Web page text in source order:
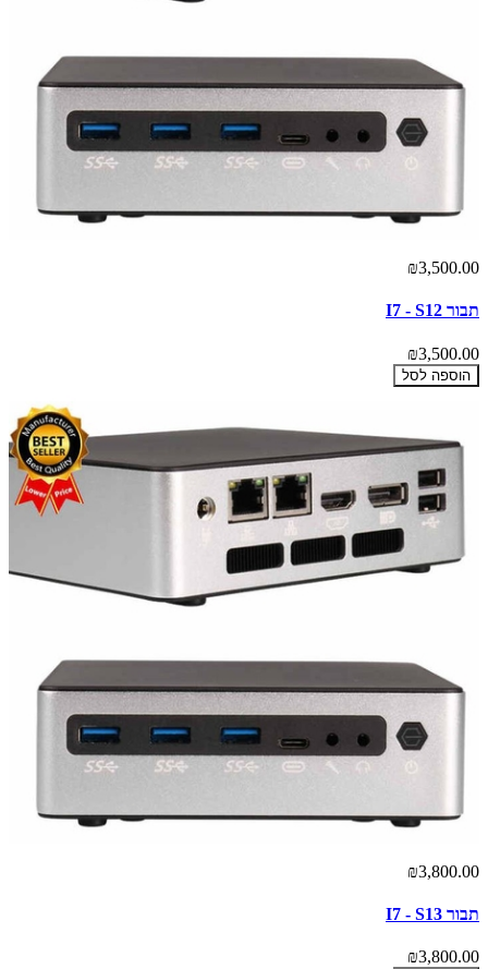
₪3,500.00
תבור I7 - S12
₪3,500.00
הוספה לסל
₪3,800.00
תבור I7 - S13
₪3,800.00